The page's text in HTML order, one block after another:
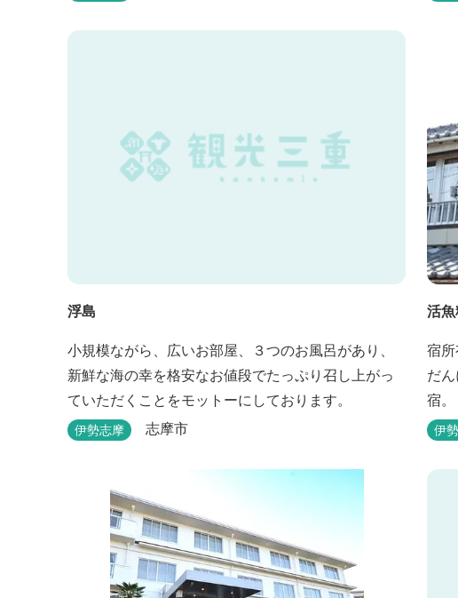
浮島
小規模ながら、広いお部屋、３つのお風呂があり、
新鮮な海の幸を格安なお値段でたっぷり召し上がっ
ていただくことをモットーにしております。
伊勢志摩 志摩市
活
宿
だ
宿。
伊